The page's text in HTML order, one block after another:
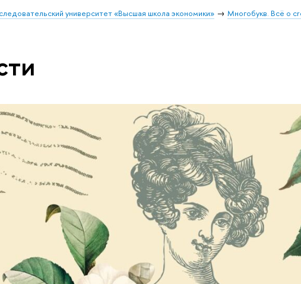
университет «Высшая школа экономики» Многобукв. Всё о